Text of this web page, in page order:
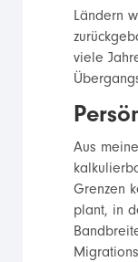
Ländern
viele
Aus
Grenzen
plant, in